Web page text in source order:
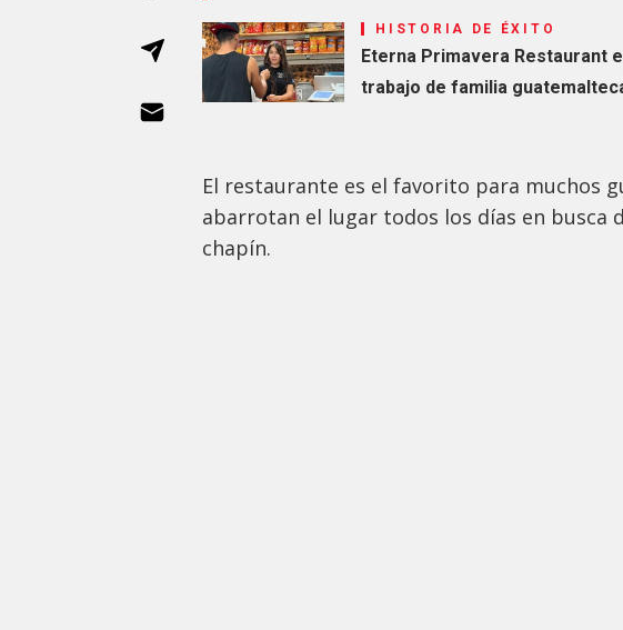
HISTORIA DE ÉXITO
Eterna Primavera Restaurant
trabajo de familia
El restaurante es el favorito para muchos
abarrotan el lugar todos los días en busca
chapín.